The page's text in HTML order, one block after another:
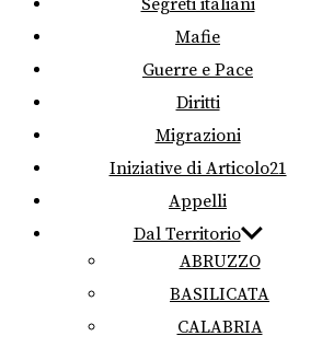
Segreti italiani
Mafie
Guerre e Pace
Diritti
Migrazioni
Iniziative di Articolo21
Appelli
Dal Territorio
ABRUZZO
BASILICATA
CALABRIA